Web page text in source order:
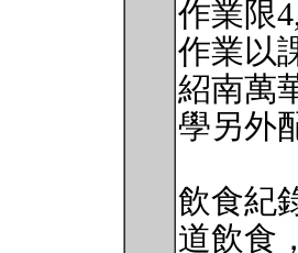
作業限
作業以
紹南萬
學另外
飲食紀
道飲食